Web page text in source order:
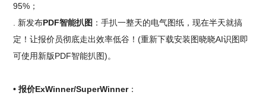
95%；
. 新发布PDF智能扒图 ：手扒一整天的电气图纸，现在半天就搞
定！让报价员彻底走出效率低谷！(重新下载安装图晓晓AI识图即
可使用新版PDF智能扒图)。
• 报价ExWinner/SuperWinner：